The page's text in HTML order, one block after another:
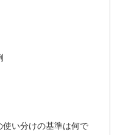
い分けの基準は何で